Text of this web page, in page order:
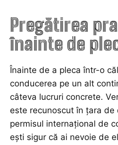
Pregătirea
înainte de
Înainte de a pleca într-o
conducerea pe un alt
câteva lucruri concrete.
este recunoscut în țara de
permisul internațional de
ești sigur că ai nevoie de